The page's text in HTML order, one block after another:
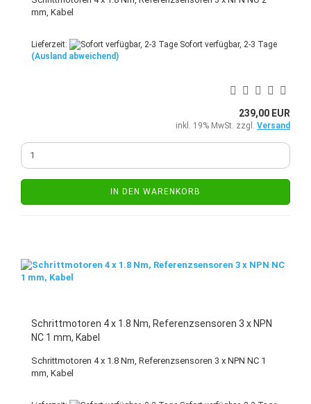
mm, Kabel
Lieferzeit:
Sofort verfügbar, 2-3 Tage
(Ausland abweichend)
239,00 EUR
inkl. 19% MwSt. zzgl. Versand
IN DEN WARENKORB
Schrittmotoren 4 x 1.8 Nm, Referenzsensoren 3 x NPN
NC 1 mm, Kabel
Schrittmotoren 4 x 1.8 Nm, Referenzsensoren 3 x NPN NC 1
mm, Kabel